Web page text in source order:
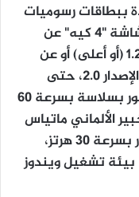
ببطاقات رسوميات
فائقة الأداء، فيجب أن يتم توصيل الشاشة "4 كيه" عن
طريق منفذ "ديسبلاي بورت" الإصدار 1.2 (أو أعلى) أو عن
طريق منفذ "إتش دي إم آي" بدءاً من الإصدار 2.0، حتى
تتمكن الشاشة الموصلة من عرض الصور بسلاسة بسرعة 60
وأضاف الخبير الألماني ماتياس
ميتزلر أن منفذ HDMI 1.4 يعرض الصور بسرعة 30 هرتز،
تشغيل ويندوز